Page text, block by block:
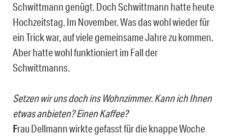
Schwittmann genügt. Doch Schwittmann hatte heute
Hochzeitstag. Im November. Was das wohl wieder für
ein Trick war, auf viele gemeinsame Jahre zu kommen.
Aber hatte wohl funktioniert im Fall der
Schwittmanns.
Setzen wir uns doch ins Wohnzimmer. Kann ich Ihnen
etwas anbieten? Einen Kaffee?
Frau Dellmann wirkte gefasst für die knappe Woche